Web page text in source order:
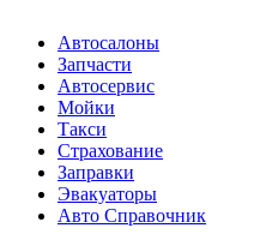
Автосалоны
Запчасти
Автосервис
Мойки
Такси
Страхование
Заправки
Эвакуаторы
Авто Справочник